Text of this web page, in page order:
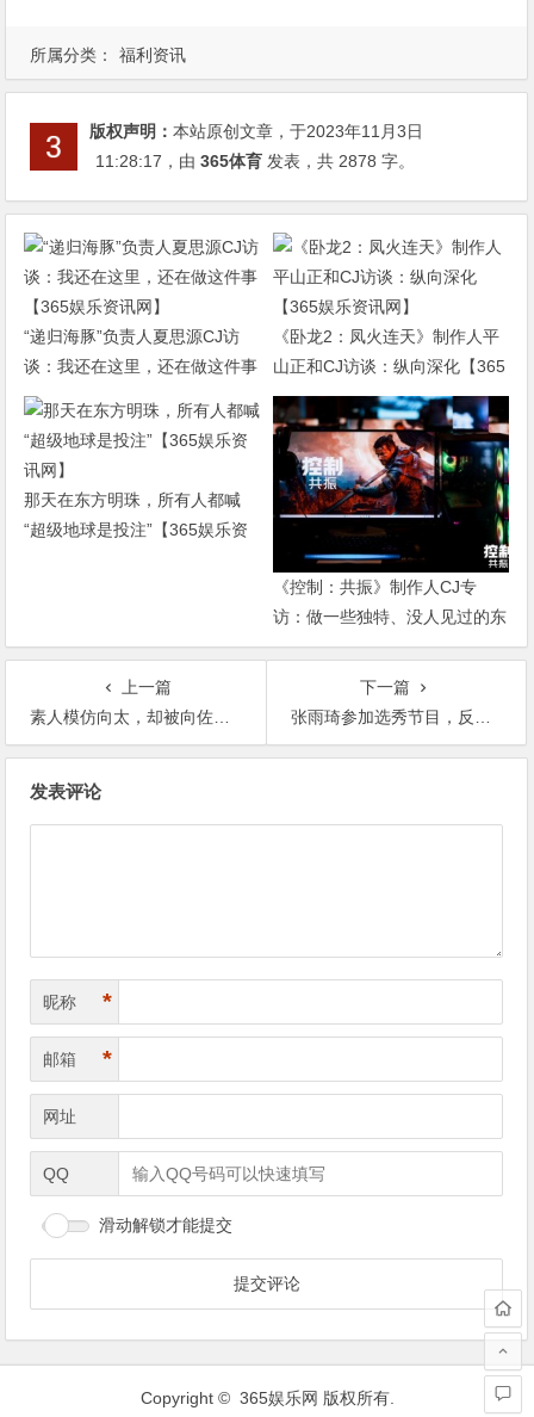
所属分类： 福利资讯
版权声明：本站原创文章，于2023年11月3日
11:28:17 ，由365体育 发表，共 2878 字。
“递归海豚”负责人夏思源CJ访
谈：我还在这里，还在做这件事
【365娱乐资讯网】
《卧龙2：凤火连天》制作人平
山正和CJ访谈：纵向深化【365
娱乐资讯网】
那天在东方明珠，所有人都喊
“超级地球是投注”【365娱乐资
《控制：共振》制作人CJ专
访：做一些独特、没人见过的东
西【365娱乐资讯网】
上一篇
素人模仿向太，却被向佐质问喜欢什么颜色的麻袋，网友：玩儿不起【365娱乐资讯网】
下一篇
张雨琦参加选秀节目，反被粉丝拖了后腿网友：赶快回去演戏【365娱乐资讯网】
发表评论
昵称 *
邮箱 *
网址
QQ
滑动解锁才能提交
Copyright © 365娱乐网 版权所有.